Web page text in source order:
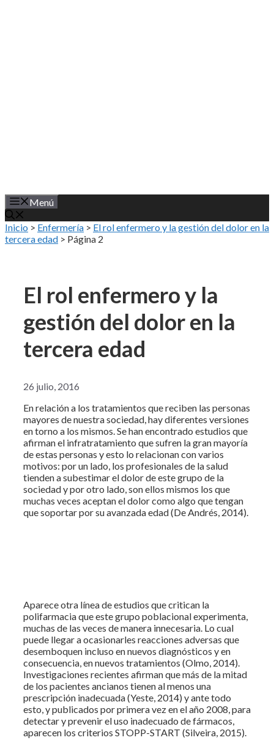
Menú
Inicio > Enfermería > El rol enfermero y la gestión del dolor en la
tercera edad > Página 2
El rol enfermero y la
gestión del dolor en la
tercera edad
26 julio, 2016
En relación a los tratamientos que reciben las personas
mayores de nuestra sociedad, hay diferentes versiones
en torno a los mismos. Se han encontrado estudios que
afirman el infratratamiento que sufren la gran mayoría
de estas personas y esto lo relacionan con varios
motivos: por un lado, los profesionales de la salud
tienden a subestimar el dolor de este grupo de la
sociedad y por otro lado, son ellos mismos los que
muchas veces aceptan el dolor como algo que tengan
que soportar por su avanzada edad (De Andrés, 2014).
Aparece otra línea de estudios que critican la
polifarmacia que este grupo poblacional experimenta,
muchas de las veces de manera innecesaria. Lo cual
puede llegar a ocasionarles reacciones adversas que
desemboquen incluso en nuevos diagnósticos y en
consecuencia, en nuevos tratamientos (Olmo, 2014).
Investigaciones recientes afirman que más de la mitad
de los pacientes ancianos tienen al menos una
prescripción inadecuada (Yeste, 2014) y ante todo
esto, y publicados por primera vez en el año 2008, para
detectar y prevenir el uso inadecuado de fármacos,
aparecen los criterios STOPP-START (Silveira, 2015).